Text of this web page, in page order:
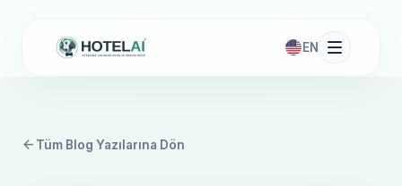
EN
arrow_back Tüm Blog Yazılarına Dön